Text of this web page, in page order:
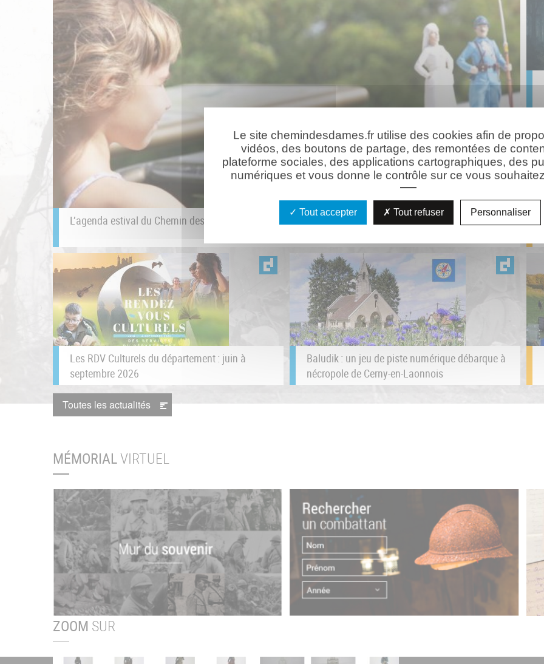
L’agenda estival du Chemin des Dames
Les RDV Culturels du département : juin à
septembre 2026
Baludik : un jeu de piste numérique débarque à
nécropole de Cerny-en-Laonnois
Toutes les actualités
MÉMORIALVIRTUEL
ZOOM SUR
Le site chemindesdames.fr utilise des cookies afin de
vidéos, des boutons de partage, des remontées de
plateforme sociales, des applications cartographiques, des
numériques et vous donne le contrôle sur ce vous
Tout accepter Tout refuser Personnaliser